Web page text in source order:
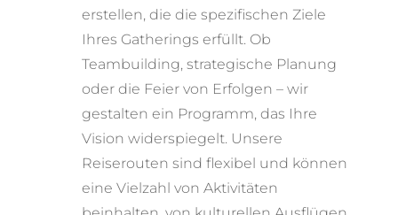
erstellen, die die spezifischen Ziele
Ihres Gatherings erfüllt. Ob
Teambuilding, strategische Planung
oder die Feier von Erfolgen – wir
gestalten ein Programm, das Ihre
Vision widerspiegelt. Unsere
Reiserouten sind flexibel und können
eine Vielzahl von Aktivitäten